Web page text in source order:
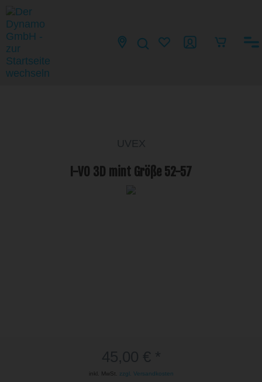
UVEX
I-VO 3D mint Größe 52-57
inkl. MwSt. zzgl. Versandkosten